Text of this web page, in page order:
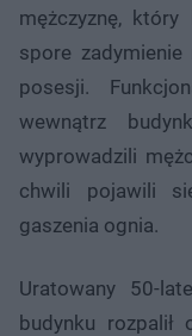
mężczyznę,
spore
posesji.
wewnątrz
wyprowadzili
chwili pojawili
gaszenia ognia.
Uratowany 50-
budynku